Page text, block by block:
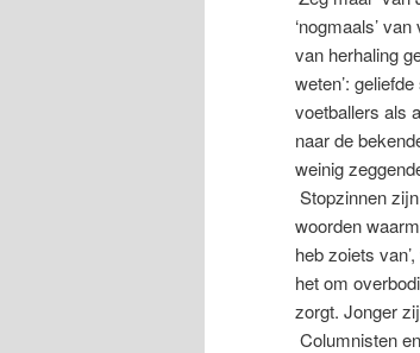
‘nogmaals’
van herhaling
weten’:
voetballers als
naar de
weinig
Stopzinnen
woorden
heb zoiets
het om
zorgt. Jonger
Columnisten